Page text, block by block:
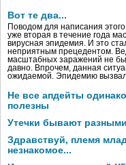
Вот те два...
Поводом для написания этого
уже вторая в течение года
вирусная эпидемия. И это
неприятным прецедентом.
масштабных заражений не
давно. Впрочем, данная
ожидаемой. Эпидемию
Не все апдейты
полезны
Утечки бывают разными
Здравствуй, племя
незнакомое...